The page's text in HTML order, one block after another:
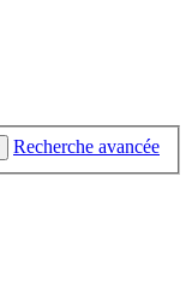
Recherche avancée